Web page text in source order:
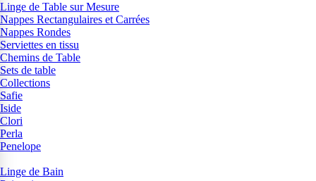
Linge de Table sur Mesure
Nappes Rectangulaires et Carrées
Nappes Rondes
Serviettes en tissu
Chemins de Table
Sets de table
Collections
Safie
Iside
Clori
Perla
Penelope
Linge de Bain